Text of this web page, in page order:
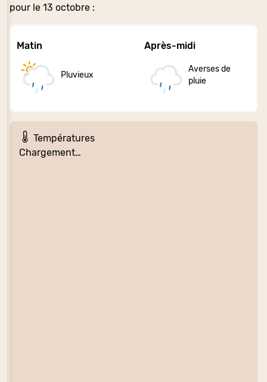
pour le 13 octobre :
Matin
Pluvieux
Après-midi
Averses de
pluie
Températures
Chargement…